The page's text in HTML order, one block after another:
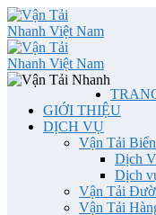
GIỚI THIỆU
DỊCH VỤ
Vận Tải Biển
Dịch
Dịch
Vận Tải
Vận Tải